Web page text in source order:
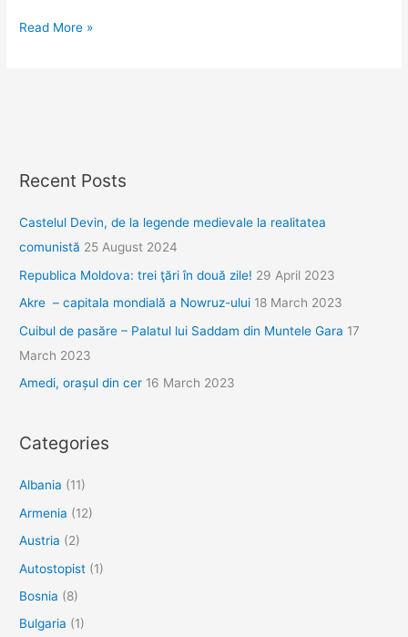
Priștina
Read More »
Recent Posts
Castelul Devin, de la legende medievale la realitatea
comunistă 25 August 2024
Republica Moldova: trei ţări în două zile! 29 April 2023
Akre – capitala mondială a Nowruz-ului 18 March 2023
Cuibul de pasăre – Palatul lui Saddam din Muntele Gara 17
March 2023
Amedi, orașul din cer 16 March 2023
Categories
Albania (11)
Armenia (12)
Austria (2)
Autostopist (1)
Bosnia (8)
Bulgaria (1)